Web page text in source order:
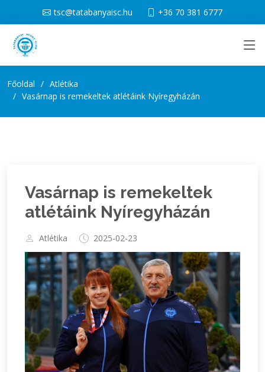
tsc@tatabanyaisc.hu +36 70 381 6777
Főoldal
Atlétika
Vasárnap is remekeltek atlétáink Nyíregyházán
Vasárnap is remekeltek
atlétáink Nyíregyházán
Atlétika 2025-02-23